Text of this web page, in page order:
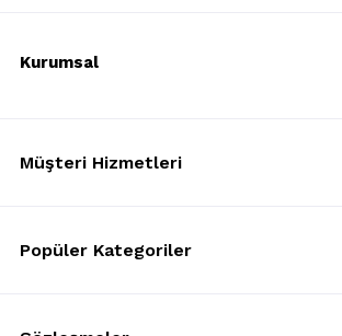
Kurumsal
Müşteri Hizmetleri
Popüler Kategoriler